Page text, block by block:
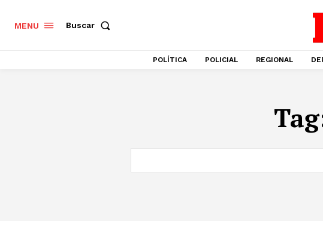
MENU Buscar
POLÍTICA POLICIAL REGIONAL